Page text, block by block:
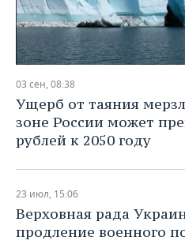
03 сен, 08:38
Ущерб от таяния
зоне России может
рублей к 2050 году
23 июл, 15:06
Верховная рада
продление военного